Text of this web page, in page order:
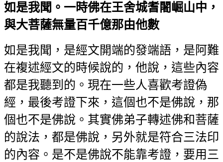
如是我聞。一時佛在王舍城耆闍崛山中，
與大菩薩無量百千億那由他數
如是我聞，是經文開端的發端語，是阿難
在複述經文的時候說的，他說，這些內容
都是我聽到的。現在一些人喜歡考證偽
經，最後考證下來，這個也不是佛說，那
個也不是佛說。其實佛弟子轉述佛和菩薩
的說法，都是佛說，另外就是符合三法印
的內容。是不是佛說不能靠考證，要用三